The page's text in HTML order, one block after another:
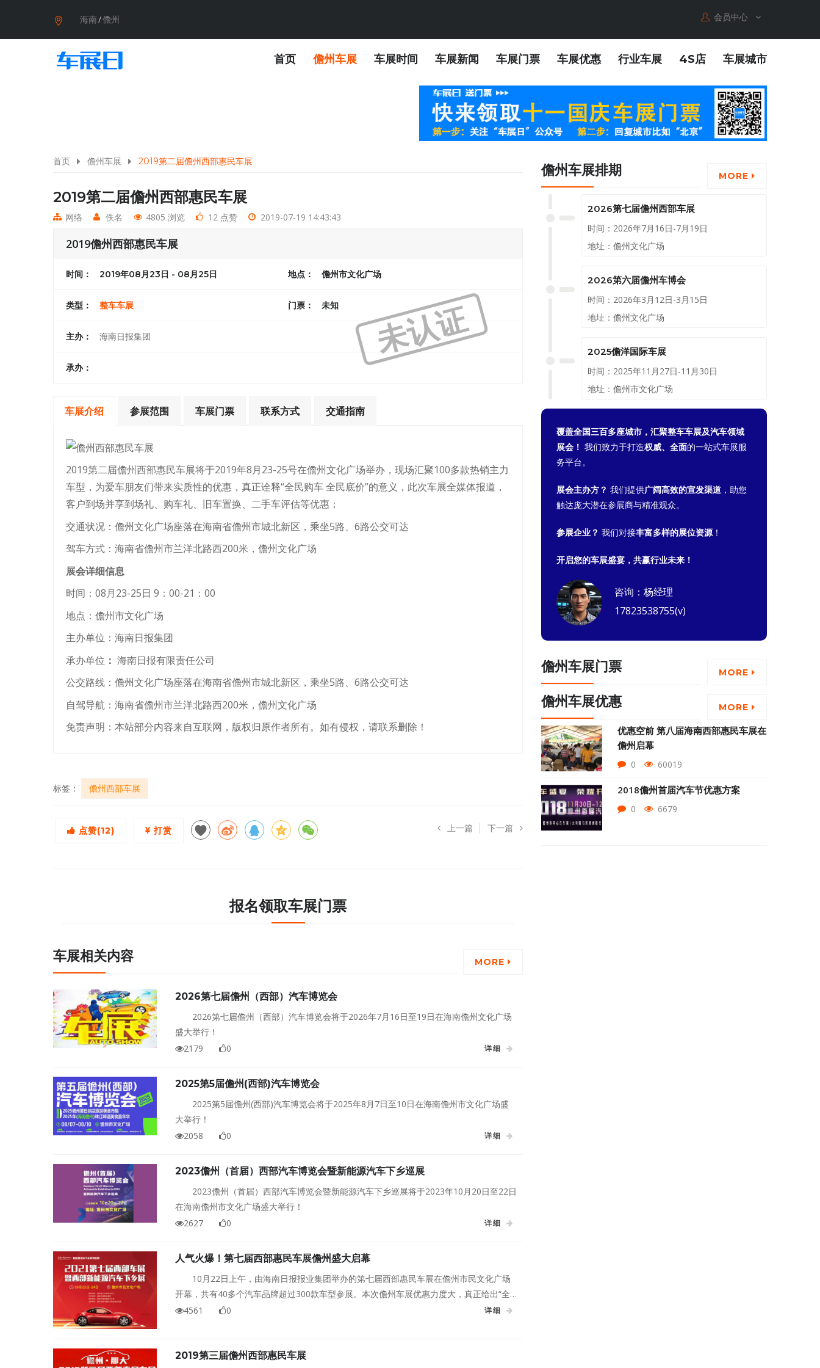
海南/儋州 会员中心
首页 儋州车展 车展时间 车展新闻 车展门票 车展优惠 行业车展 4S店 车展城市
首页 儋州车展 2019第二届儋州西部惠民车展
2019第二届儋州西部惠民车展
网络 佚名 4805 浏览 12 点赞 2019-07-19 14:43:43
2019儋州西部惠民车展
未认证
时间： 2019年08月23日 - 08月25日 地点： 儋州市文化广场
类型： 整车车展 门票： 未知
主办： 海南日报集团
承办：
车展介绍 参展范围 车展门票 联系方式 交通指南
2019第二届儋州西部惠民车展将于2019年8月23-25号在儋州文化广场举办，现场汇聚100多款热销主力
车型，为爱车朋友们带来实质性的优惠，真正诠释“全民购车 全民底价”的意义，此次车展全媒体报道，
客户到场并享到场礼、购车礼、旧车置换、二手车评估等优惠；
交通状况：儋州文化广场座落在海南省儋州市城北新区，乘坐5路、6路公交可达
驾车方式：海南省儋州市兰洋北路西200米，儋州文化广场
展会详细信息
时间：08月23-25日 9：00-21：00
地点：儋州市文化广场
主办单位：海南日报集团
承办单位 ： 海南日报有限责任公司
公交路线：儋州文化广场座落在海南省儋州市城北新区，乘坐5路、6路公交可达
自驾导航：海南省儋州市兰洋北路西200米，儋州文化广场
免责声明：本站部分内容来自互联网，版权归原作者所有。如有侵权，请联系删除！
标签： 儋州西部车展
点赞(12) 打赏 上一篇 下一篇
报名领取车展门票
车展相关内容 MORE
2026第七届儋州（西部）汽车博览会
2026第七届儋州（西部）汽车博览会将于2026年7月16日至19日在海南儋州文化广场
盛大举行！
2179
0 详细
2025第5届儋州(西部)汽车博览会
2025第5届儋州(西部)汽车博览会将于2025年8月7日至10日在海南儋州市文化广场盛
大举行！
2058
0 详细
2023儋州（首届）西部汽车博览会暨新能源汽车下乡巡展
2023儋州（首届）西部汽车博览会暨新能源汽车下乡巡展将于2023年10月20日至22日
在海南儋州市文化广场盛大举行！
2627
0 详细
人气火爆！第七届西部惠民车展儋州盛大启幕
10月22日上午，由海南日报报业集团举办的第七届西部惠民车展在儋州市民文化广场
开幕，共有40多个汽车品牌超过300款车型参展。本次儋州车展优惠力度大，真正给出“全
民购车、全民底价”的购车实惠。车展为期3天，至10月24日结束。
4561 0 详细
2019第三届儋州西部惠民车展
儋州车展排期 MORE
2026第七届儋州西部车展
时间：2026年7月16日-7月19日
地址：儋州文化广场
2026第六届儋州车博会
时间：2026年3月12日-3月15日
地址：儋州文化广场
2025儋洋国际车展
时间：2025年11月27日-11月30日
地址：儋州市文化广场
覆盖全国三百多座城市，汇聚整车车展及汽车领域
展会！ 我们致力于打造权威、全面的一站式车展服
务平台。
展会主办方？ 我们提供广阔高效的宣发渠道 ，助您
触达庞大潜在参展商与精准观众。
参展企业？ 我们对接丰富多样的展位资源！
开启您的车展盛宴，共赢行业未来！
咨询：杨经理
17823538755(v)
儋州车展门票 MORE
儋州车展优惠 MORE
优惠空前 第八届海南西部惠民车展在
儋州启幕
0 60019
2018儋州首届汽车节优惠方案
0 6679